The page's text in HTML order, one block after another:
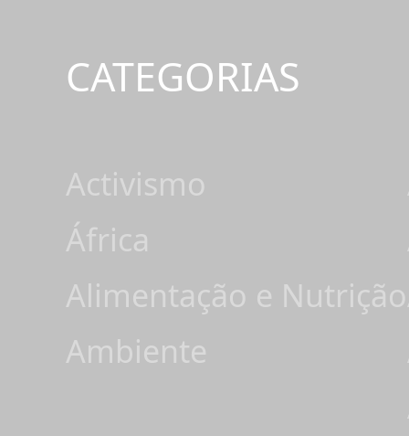
CATEGORIAS
Activismo
África
Alimentação e Nutrição
Ambiente